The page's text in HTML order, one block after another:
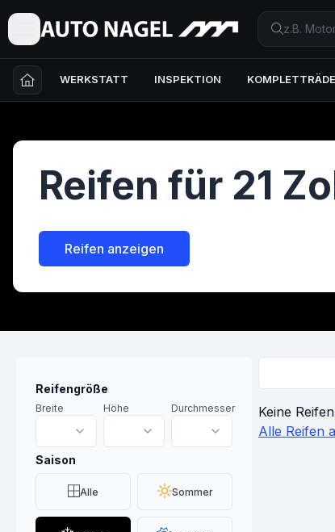
WERKSTATT INSPEKTION
Reifen für 21
Reifen anzeigen
Reifengröße
Breite Höhe Durchmesser
Saison
Alle Sommer
Keine
Alle Reifen